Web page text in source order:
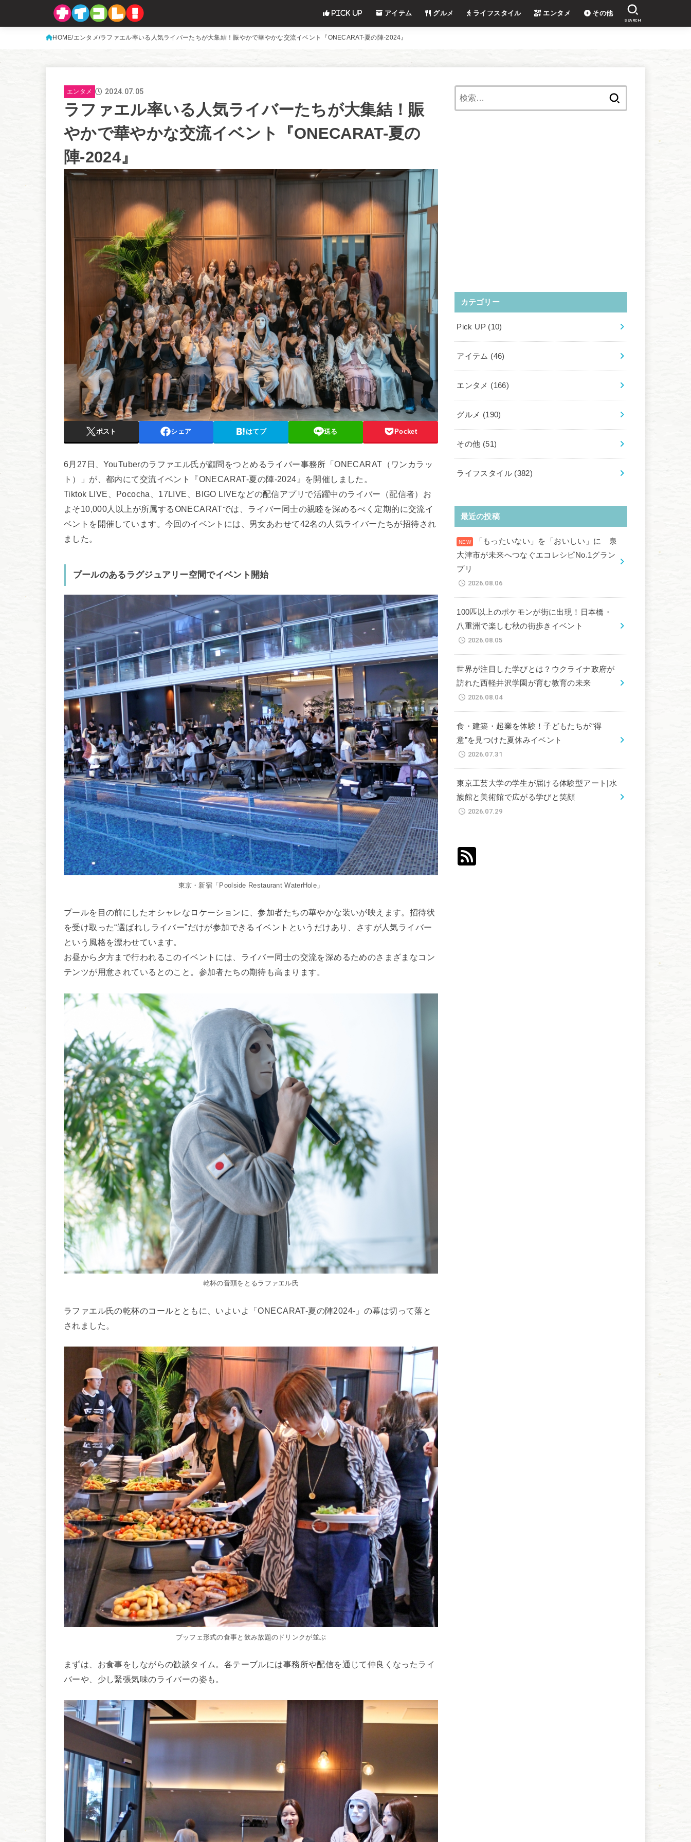
Pick UP アイテム グルメ ライフスタイル エンタメ その他
SEARCH
HOME エンタメ ラファエル率いる人気ライバーたちが大集結！賑やかで華やかな交流イベント『ONECARAT-夏の陣-2024』
エンタメ 2024.07.05
ラファエル率いる人気ライバーたちが大集結！賑
やかで華やかな交流イベント『ONECARAT-夏の
陣-2024』
ポスト シェア はてブ 送る Pocket
6月27日、YouTuberのラファエル氏が顧問をつとめるライバー事務所「ONECARAT（ワンカラッ
ト）」が、都内にて交流イベント『ONECARAT-夏の陣-2024』を開催しました。
Tiktok LIVE、Pococha、17LIVE、BIGO LIVEなどの配信アプリで活躍中のライバー（配信者）お
よそ10,000人以上が所属するONECARATでは、ライバー同士の親睦を深めるべく定期的に交流イ
ベントを開催しています。今回のイベントには、男女あわせて42名の人気ライバーたちが招待され
ました。
プールのあるラグジュアリー空間でイベント開始
東京・新宿「Poolside Restaurant WaterHole」
プールを目の前にしたオシャレなロケーションに、参加者たちの華やかな装いが映えます。招待状
を受け取った“選ばれしライバー”だけが参加できるイベントというだけあり、さすが人気ライバー
という風格を漂わせています。
お昼から夕方まで行われるこのイベントには、ライバー同士の交流を深めるためのさまざまなコン
テンツが用意されているとのこと。参加者たちの期待も高まります。
乾杯の音頭をとるラファエル氏
ラファエル氏の乾杯のコールとともに、いよいよ「ONECARAT-夏の陣2024-」の幕は切って落と
されました。
ブッフェ形式の食事と飲み放題のドリンクが並ぶ
まずは、お食事をしながらの歓談タイム。各テーブルには事務所や配信を通じて仲良くなったライ
バーや、少し緊張気味のライバーの姿も。
カテゴリー
Pick UP (10)
アイテム (46)
エンタメ (166)
グルメ (190)
その他 (51)
ライフスタイル (382)
最近の投稿
「もったいない」を「おいしい」に 泉
大津市が未来へつなぐエコレシピNo.1グラン
プリ
2026.08.06
100匹以上のポケモンが街に出現！日本橋・
八重洲で楽しむ秋の街歩きイベント
2026.08.05
世界が注目した学びとは？ウクライナ政府が
訪れた西軽井沢学園が育む教育の未来
2026.08.04
食・建築・起業を体験！子どもたちが“得
意”を見つけた夏休みイベント
2026.07.31
東京工芸大学の学生が届ける体験型アート|水
族館と美術館で広がる学びと笑顔
2026.07.29